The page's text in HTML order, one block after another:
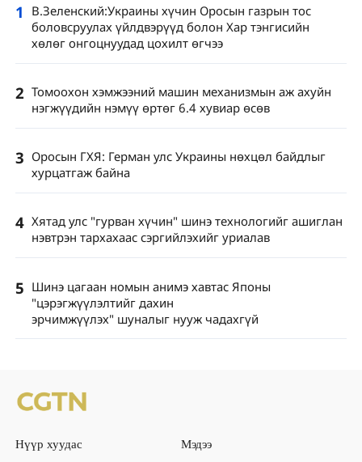
1
В.Зеленский:Украины хүчин Оросын газрын тос
боловсруулах үйлдвэрүүд болон Хар тэнгисийн
хөлөг онгоцнуудад цохилт өгчээ
2 Томоохон хэмжээний машин механизмын аж ахуйн
нэгжүүдийн нэмүү өртөг 6.4 хувиар өсөв
3 Оросын ГХЯ: Герман улс Украины нөхцөл байдлыг
хурцатгаж байна
4 Хятад улс "гурван хүчин" шинэ технологийг ашиглан
нэвтрэн тархахаас сэргийлэхийг уриалав
5 Шинэ цагаан номын анимэ хавтас Японы
"цэрэгжүүлэлтийг дахин
эрчимжүүлэх" шуналыг нууж чадахгүй
Нүүр хуудас
Мэдээ